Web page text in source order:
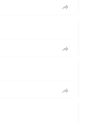


